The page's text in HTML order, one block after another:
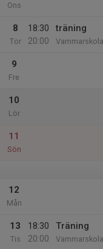
Ons
8
Tor
18:30
20:00
träning
9
Fre
10
Lör
11
Sön
12
Mån
13
Tis
18:30
20:00
Träning